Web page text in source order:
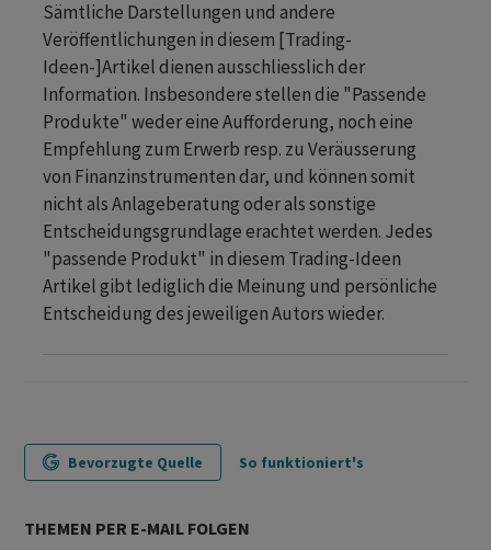
Sämtliche Darstellungen und andere
Veröffentlichungen in diesem [Trading-
Ideen-]Artikel dienen ausschliesslich der
Information. Insbesondere stellen die "Passende
Produkte" weder eine Aufforderung, noch eine
Empfehlung zum Erwerb resp. zu Veräusserung
von Finanzinstrumenten dar, und können somit
nicht als Anlageberatung oder als sonstige
Entscheidungsgrundlage erachtet werden. Jedes
"passende Produkt" in diesem Trading-Ideen
Artikel gibt lediglich die Meinung und persönliche
Entscheidung des jeweiligen Autors wieder.
Bevorzugte Quelle So funktioniert's
THEMEN PER E-MAIL FOLGEN